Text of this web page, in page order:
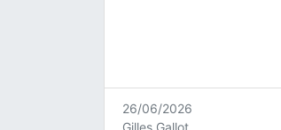
26/06/2026
Gilles Gallot